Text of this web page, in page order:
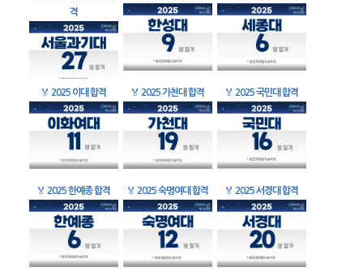
격
🏅 2025 이대 합격 🏅 2025 가천대 합격 🏅 2025 국민대 합격
🏅 2025 한예종 합격 🏅 2025 숙명여대 합격 🏅 2025 서경대 합격